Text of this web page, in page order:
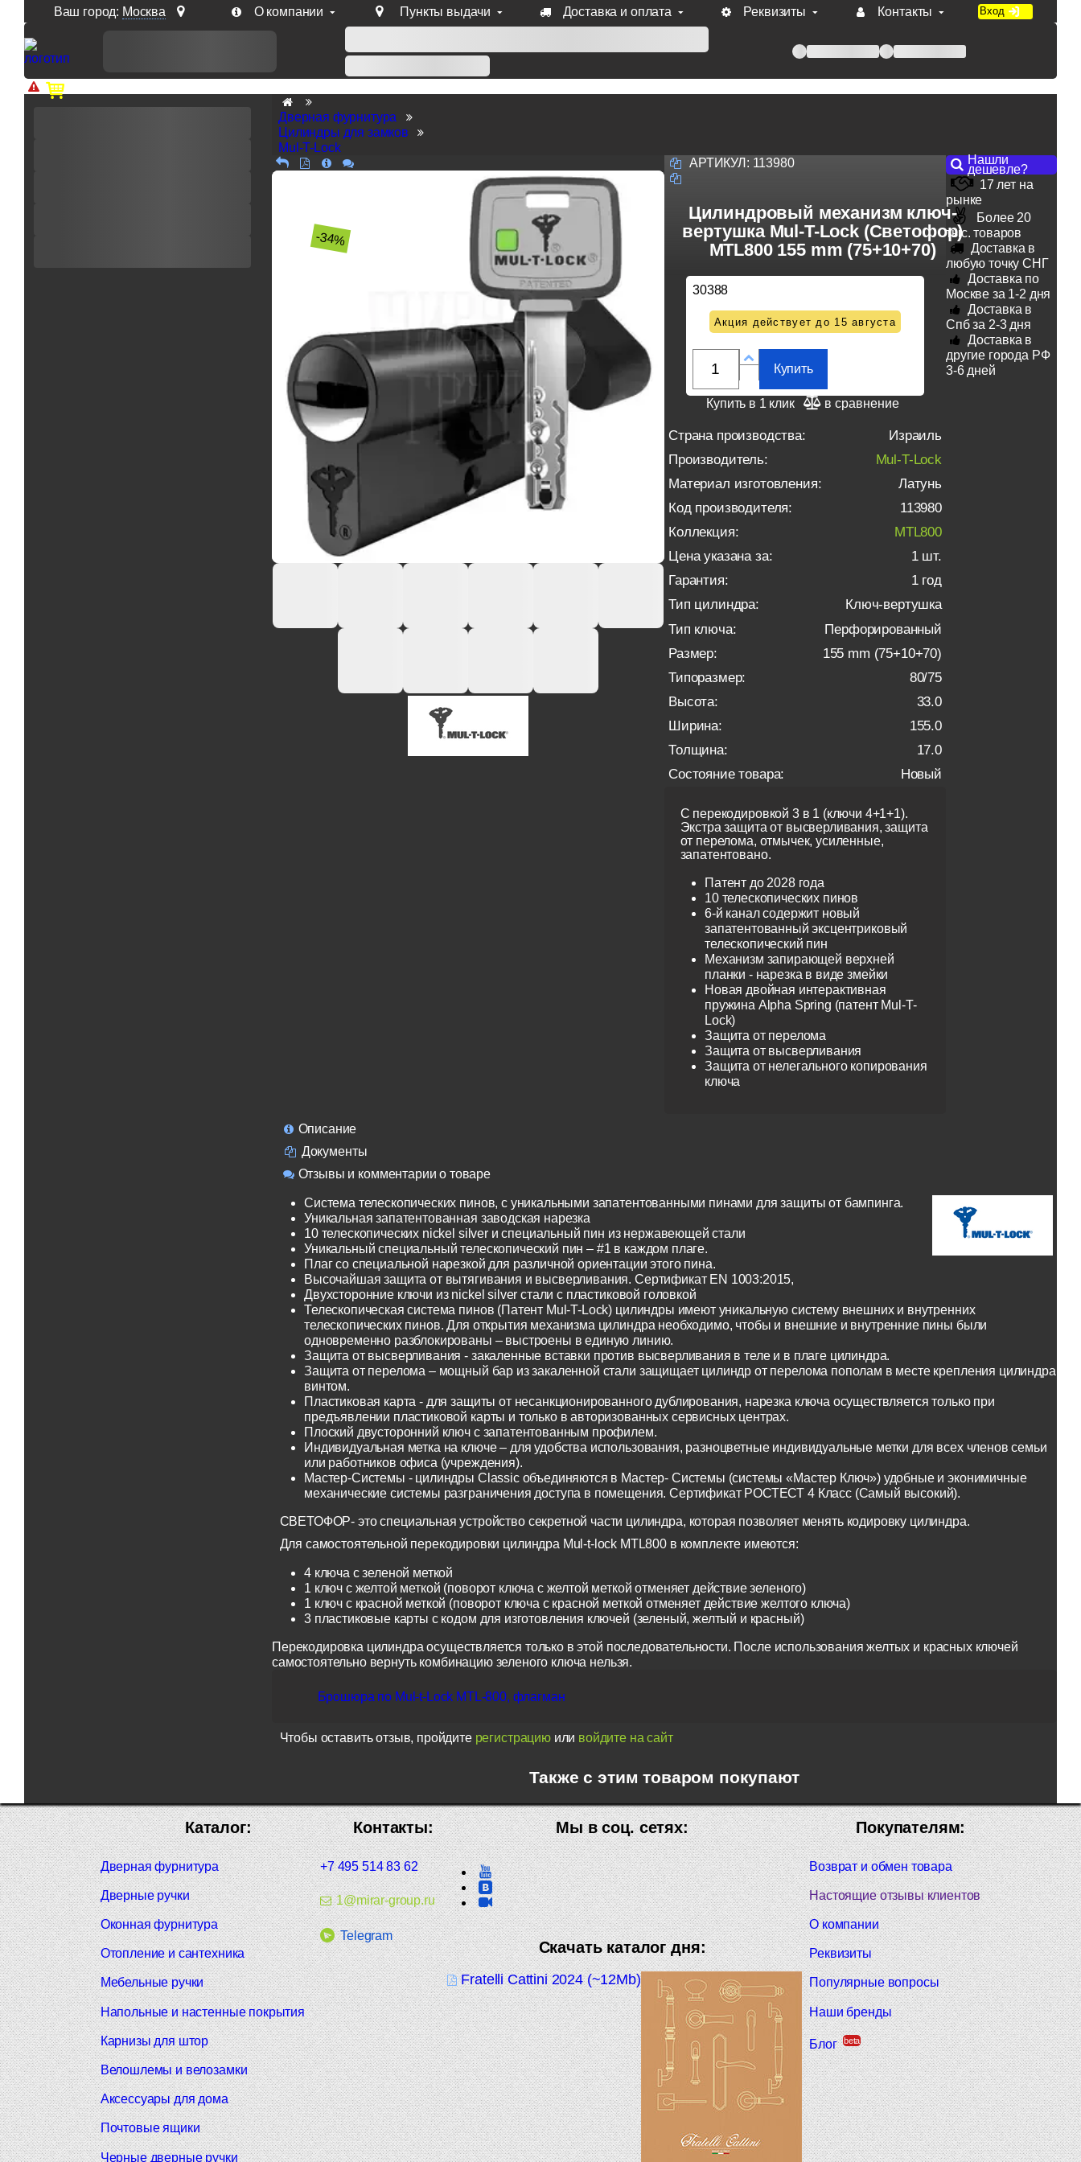
Ваш город: Москва О компании Пункты выдачи Доставка и оплата Реквизиты Контакты Вход
Доп. скидка от цен на сайте 7% при заказе от 50 тыс. руб продукции Venezia, Fratelli, Tupai, Extreza, Melodia, Forme при оплате по счету.
Дверная фурнитура
Цилиндры для замков
Mul-T-Lock
-34%
АРТИКУЛ: 113980
Цилиндровый механизм ключ-
вертушка Mul-T-Lock (Светофор)
MTL800 155 mm (75+10+70)
30388
Акция действует до 15 августа
Купить
Купить в 1 клик в сравнение
Страна производства:
Израиль
Производитель:
Mul-T-Lock
Материал изготовления:
Латунь
Код производителя:
113980
Коллекция:
MTL800
Цена указана за:
1 шт.
Гарантия:
1 год
Тип цилиндра:
Ключ-вертушка
Тип ключа:
Перфорированный
Размер:
155 mm (75+10+70)
Типоразмер:
80/75
Высота:
33.0
Ширина:
155.0
Толщина:
17.0
Состояние товара:
Новый
С перекодировкой 3 в 1 (ключи 4+1+1).
Экстра защита от высверливания, защита
от перелома, отмычек, усиленные,
запатентовано.
Патент до 2028 года
10 телескопических пинов
6-й канал содержит новый
запатентованный эксцентриковый
телескопический пин
Механизм запирающей верхней
планки - нарезка в виде змейки
Новая двойная интерактивная
пружина Alpha Spring (патент Mul-T-
Lock)
Защита от перелома
Защита от высверливания
Защита от нелегального копирования
ключа
Нашли
дешевле?
17 лет на
рынке
Более 20
тыс. товаров
Доставка в
любую точку СНГ
Доставка по
Москве за 1-2 дня
Доставка в
Спб за 2-3 дня
Доставка в
другие города РФ
3-6 дней
Описание
Документы
Отзывы и комментарии о товаре
Система телескопических пинов, с уникальными запатентованными пинами для защиты от бампинга.
Уникальная запатентованная заводская нарезка
10 телескопических nickel silver и специальный пин из нержавеющей стали
Уникальный специальный телескопический пин – #1 в каждом плаге.
Плаг со специальной нарезкой для различной ориентации этого пина.
Высочайшая защита от вытягивания и высверливания. Сертификат EN 1003:2015,
Двухсторонние ключи из nickel silver стали с пластиковой головкой
Телескопическая система пинов (Патент Mul-T-Lock) цилиндры имеют уникальную систему внешних и внутренних
телескопических пинов. Для открытия механизма цилиндра необходимо, чтобы и внешние и внутренние пины были
одновременно разблокированы – выстроены в единую линию.
Защита от высверливания - закаленные вставки против высверливания в теле и в плаге цилиндра.
Защита от перелома – мощный бар из закаленной стали защищает цилиндр от перелома пополам в месте крепления цилиндра
винтом.
Пластиковая карта - для защиты от несанкционированного дублирования, нарезка ключа осуществляется только при
предъявлении пластиковой карты и только в авторизованных сервисных центрах.
Плоский двусторонний ключ с запатентованным профилем.
Индивидуальная метка на ключе – для удобства использования, разноцветные индивидуальные метки для всех членов семьи
или работников офиса (учреждения).
Мастер-Системы - цилиндры Classic объединяются в Мастер- Системы (системы «Мастер Ключ») удобные и эконимичные
механические системы разграничения доступа в помещения. Сертификат РОСТЕСТ 4 Класс (Самый высокий).
СВЕТОФОР- это специальная устройство секретной части цилиндра, которая позволяет менять кодировку цилиндра.
Для самостоятельной перекодировки цилиндра Mul-t-lock MTL800 в комплекте имеются:
4 ключа с зеленой меткой
1 ключ с желтой меткой (поворот ключа с желтой меткой отменяет действие зеленого)
1 ключ с красной меткой (поворот ключа с красной меткой отменяет действие желтого ключа)
3 пластиковые карты с кодом для изготовления ключей (зеленый, желтый и красный)
Перекодировка цилиндра осуществляется только в этой последовательности. После использования желтых и красных ключей
самостоятельно вернуть комбинацию зеленого ключа нельзя.
Брошюра по Mul-t-Lock MTL-800, флагман
Чтобы оставить отзыв, пройдите регистрациюили войдите на сайт
Также с этим товаром покупают
Покупателям:
Возврат и обмен товара
Настоящие отзывы клиентов
О компании
Реквизиты
Популярные вопросы
Наши бренды
Блог beta
Мы в соц. сетях:
Скачать каталог дня:
Fratelli Cattini 2024 (~12Mb)
Контакты:
+7 495 514 83 62
1@mirar-group.ru
Telegram
Каталог:
Дверная фурнитура
Дверные ручки
Оконная фурнитура
Отопление и сантехника
Мебельные ручки
Напольные и настенные покрытия
Карнизы для штор
Велошлемы и велозамки
Аксессуары для дома
Почтовые ящики
Черные дверные ручки